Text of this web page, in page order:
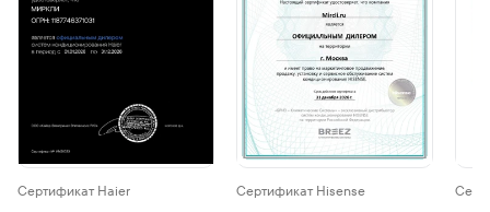
Сертификат Haier Сертификат Hisense